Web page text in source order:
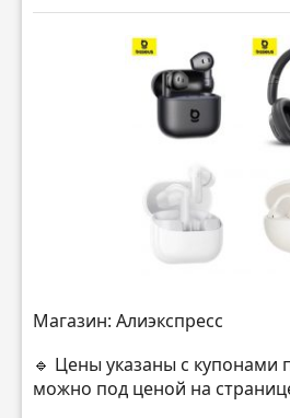
Магазин: Алиэкспресс
🔹 Цены указаны с купонами
можно под ценой на